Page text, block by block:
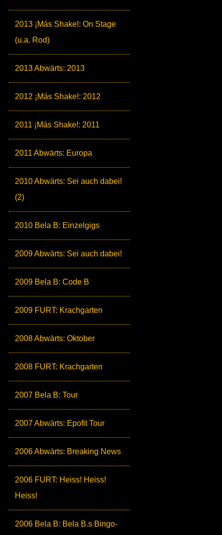
2013 ¡Más Shake!: On Stage
(u.a. Rod)
2013 Abwärts: 2013
2012 ¡Más Shake!: 2012
2011 ¡Más Shake!: 2011
2011 Abwärts: Europa
2010 Abwärts: Sei auch dabei!
(2)
2010 Bela B: Einzelgigs
2009 Abwärts: Sei auch dabei!
2009 Bela B: Code B
2009 FURT: Krachgarten
2008 Abwärts: Oktober
2008 FURT: Krachgarten
2007 Bela B: Tour
2007 Abwärts: Epofit Tour
2006 Abwärts: Breaking News
2006 FURT: Heiss! Heiss!
Heiss!
2006 Bela B: Bela B.s Bingo-